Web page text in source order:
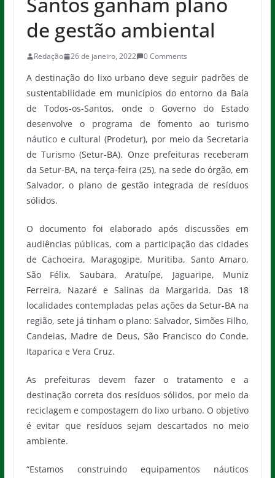
de gestão ambiental
Redação 26 de janeiro, 2022 0 Comments
A destinação do lixo urbano deve seguir padrões de
sustentabilidade em municípios do entorno da Baía
de Todos-os-Santos, onde o Governo do Estado
desenvolve o programa de fomento ao turismo
náutico e cultural (Prodetur), por meio da Secretaria
de Turismo (Setur-BA). Onze prefeituras receberam
da Setur-BA, na terça-feira (25), na sede do órgão, em
Salvador, o plano de gestão integrada de resíduos
sólidos.
O documento foi elaborado após discussões em
audiências públicas, com a participação das cidades
de Cachoeira, Maragogipe, Muritiba, Santo Amaro,
São Félix, Saubara, Aratuípe, Jaguaripe, Muniz
Ferreira, Nazaré e Salinas da Margarida. Das 18
localidades contempladas pelas ações da Setur-BA na
região, sete já tinham o plano: Salvador, Simões Filho,
Candeias, Madre de Deus, São Francisco do Conde,
Itaparica e Vera Cruz.
As prefeituras devem fazer o tratamento e a
destinação correta dos resíduos sólidos, por meio da
reciclagem e compostagem do lixo urbano. O objetivo
é evitar que resíduos sejam descartados no meio
ambiente.
“Estamos construindo equipamentos náuticos